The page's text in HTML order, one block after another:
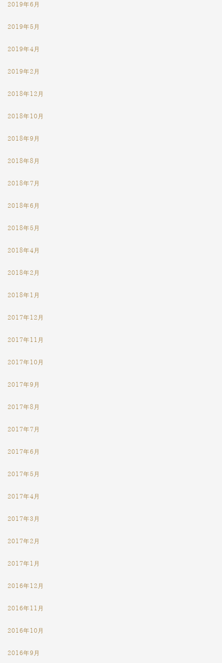
2019年6月
2019年5月
2019年4月
2019年2月
2018年12月
2018年10月
2018年9月
2018年8月
2018年7月
2018年6月
2018年5月
2018年4月
2018年2月
2018年1月
2017年12月
2017年11月
2017年10月
2017年9月
2017年8月
2017年7月
2017年6月
2017年5月
2017年4月
2017年3月
2017年2月
2017年1月
2016年12月
2016年11月
2016年10月
2016年9月